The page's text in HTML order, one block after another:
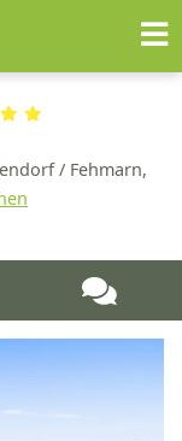
/ Fehmarn,